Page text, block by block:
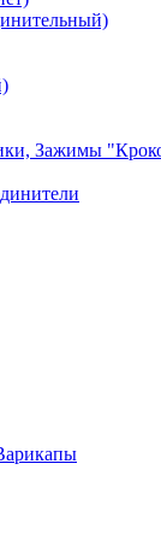
Зажимы